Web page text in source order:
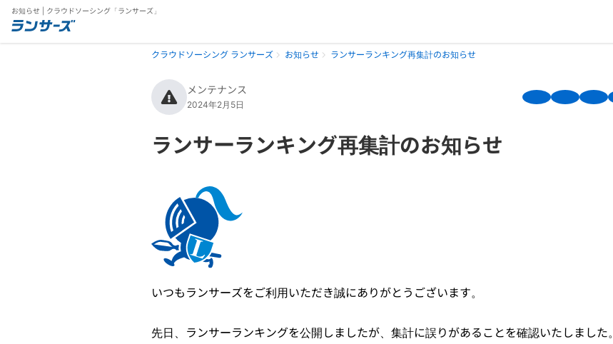
お知らせ | クラウドソーシング「ランサーズ」
クラウドソーシング ランサーズ お知らせ ランサーランキング再集計のお知らせ
メンテナンス
2024年2月5日
ランサーランキング再集計のお知らせ
いつもランサーズをご利用いただき誠にありがとうございます。
先日、ランサーランキングを公開しましたが、集計に誤りがあることを確認いたしました。